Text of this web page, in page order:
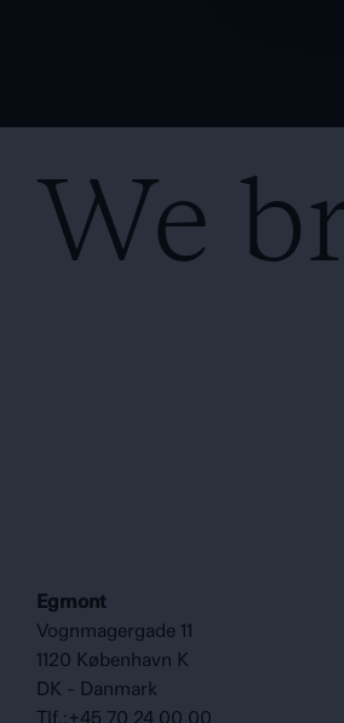
We
Egmont
Vognmagergade 11
1120 København K
DK - Danmark
Tlf.:+45 70 24 00 00